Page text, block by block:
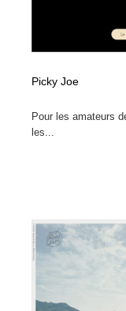
Picky Joe
Pour les amateurs
les...